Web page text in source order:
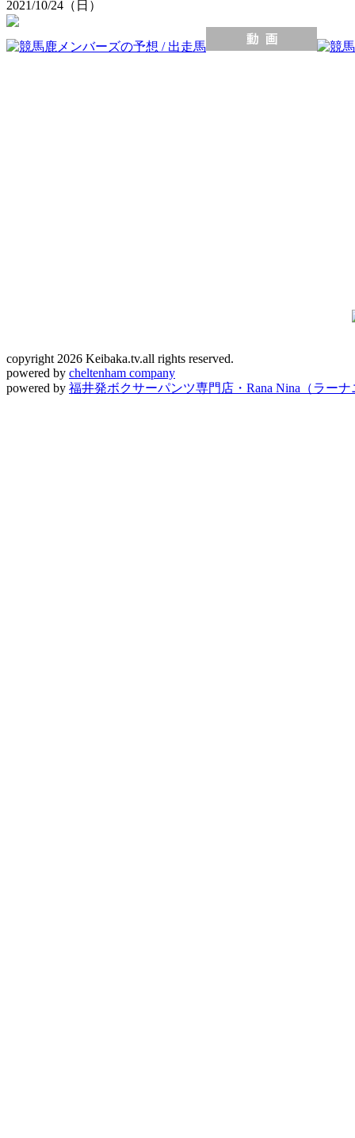
2021/10/24（日）
copyright 2026 Keibaka.tv.all rights reserved.
powered by cheltenham company
powered by 福井発ボクサーパンツ専門店・Rana Nina（ラー